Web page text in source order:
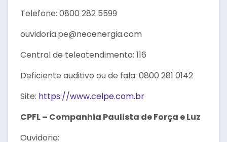
Telefone: 0800 282 5599
ouvidoria.pe@neoenergia.com
Central de teleatendimento: 116
Deficiente auditivo ou de fala: 0800 281 0142
Site: https://www.celpe.com.br
CPFL – Companhia Paulista de Força e Luz
Ouvidoria: